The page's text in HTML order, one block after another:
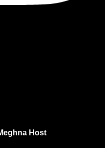
Meghna Host